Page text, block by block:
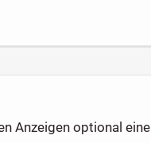
Anzeigen optional eine